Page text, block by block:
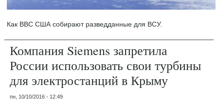
Как ВВС США собирают разведданные для ВСУ.
Компания Siemens запретила
России использовать свои турбины
для электростанций в Крыму
пн, 10/10/2016 - 12:49